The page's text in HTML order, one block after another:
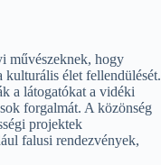
művészeknek, hogy
kulturális élet fellendülését.
a látogatókat a vidéki
forgalmát. A közönség
projektek
falusi rendezvények,